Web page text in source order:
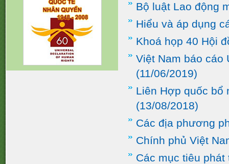
Bộ luật Lao động
Hiểu và áp dụng
Khoá họp 40 Hội
Việt Nam báo cáo
(11/06/2019)
Liên Hợp quốc bổ
(13/08/2018)
Các địa phương
Chính phủ Việt
Các mục tiêu